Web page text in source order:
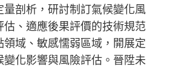
量剖析，研討制訂氣候變化風
估、適應後果評價的技術規范
領域、敏感懦弱區域，開展定
變化影響與風險評估。晉陞未